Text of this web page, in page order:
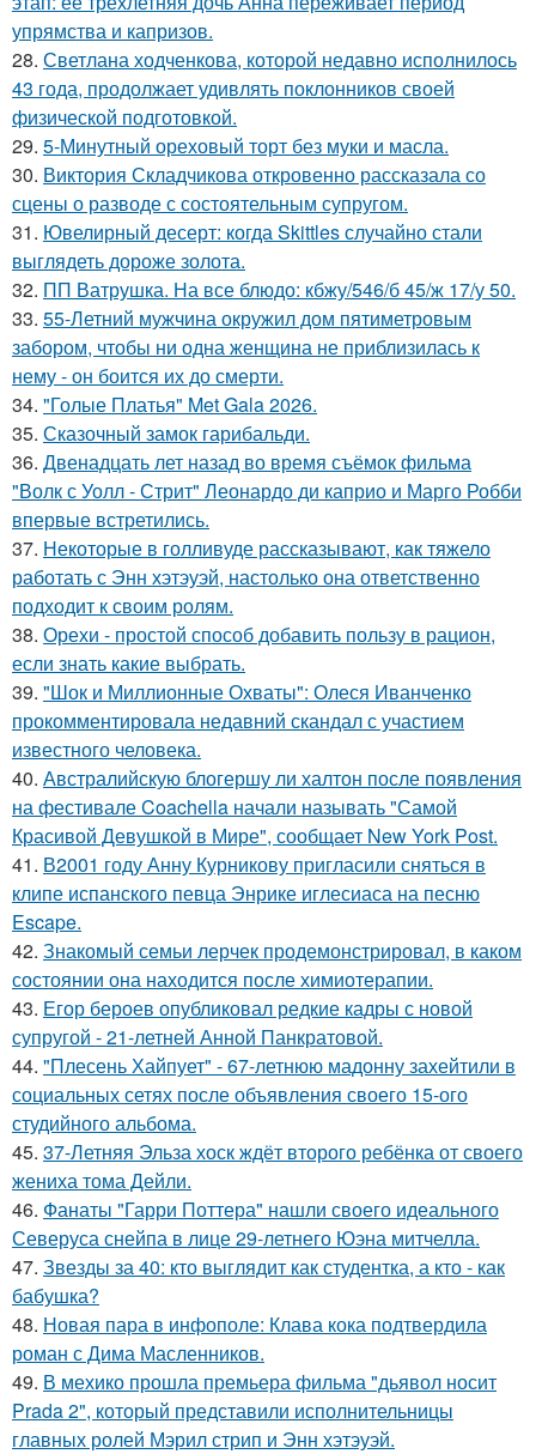
упрямства и капризов.
28. Светлана ходченкова, которой недавно исполнилось
43 года, продолжает удивлять поклонников своей
физической подготовкой.
29. 5-Минутный ореховый торт без муки и масла.
30. Виктория Складчикова откровенно рассказала со
сцены о разводе с состоятельным супругом.
31. Ювелирный десерт: когда Skittles случайно стали
выглядеть дороже золота.
32. ПП Ватрушка. На все блюдо: кбжу/546/б 45/ж 17/у 50.
33. 55-Летний мужчина окружил дом пятиметровым
забором, чтобы ни одна женщина не приблизилась к
нему - он боится их до смерти.
34. "Голые Платья" Met Gala 2026.
35. Сказочный замок гарибальди.
36. Двенадцать лет назад во время съёмок фильма
"Волк с Уолл - Стрит" Леонардо ди каприо и Марго Робби
впервые встретились.
37. Некоторые в голливуде рассказывают, как тяжело
работать с Энн хэтэуэй, настолько она ответственно
подходит к своим ролям.
38. Орехи - простой способ добавить пользу в рацион,
если знать какие выбрать.
39. "Шок и Миллионные Охваты": Олеся Иванченко
прокомментировала недавний скандал с участием
известного человека.
40. Австралийскую блогершу ли халтон после появления
на фестивале Coachella начали называть "Самой
Красивой Девушкой в Мире", сообщает New York Post.
41. В2001 году Анну Курникову пригласили сняться в
клипе испанского певца Энрике иглесиаса на песню
Escape.
42. Знакомый семьи лерчек продемонстрировал, в каком
состоянии она находится после химиотерапии.
43. Егор бероев опубликовал редкие кадры с новой
супругой - 21-летней Анной Панкратовой.
44. "Плесень Хайпует" - 67-летнюю мадонну захейтили в
социальных сетях после объявления своего 15-ого
студийного альбома.
45. 37-Летняя Эльза хоск ждёт второго ребёнка от своего
жениха тома Дейли.
46. Фанаты "Гарри Поттера" нашли своего идеального
Северуса снейпа в лице 29-летнего Юэна митчелла.
47. Звезды за 40: кто выглядит как студентка, а кто - как
бабушка?
48. Новая пара в инфополе: Клава кока подтвердила
роман с Дима Масленников.
49. В мехико прошла премьера фильма "дьявол носит
Prada 2", который представили исполнительницы
главных ролей Мэрил стрип и Энн хэтэуэй.